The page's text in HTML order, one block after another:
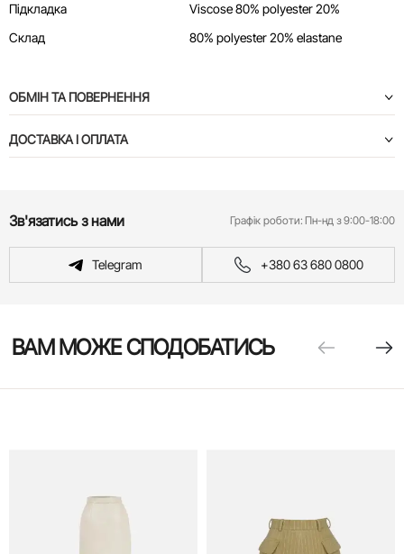
Підкладка
Viscose 80% polyester 20%
Склад
80% polyester 20% elastane
ОБМІН ТА ПОВЕРНЕННЯ
ДОСТАВКА І ОПЛАТА
Зв'язатись з нами Графік роботи: Пн-нд з 9:00-18:00
Telegram +380 63 680 0800
ВАМ МОЖЕ СПОДОБАТИСЬ